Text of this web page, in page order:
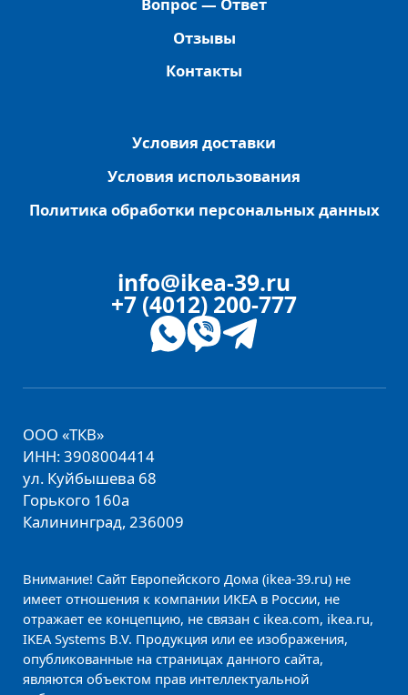
Вопрос — Ответ
Отзывы
Контакты
Условия доставки
Условия использования
Политика обработки персональных данных
info@ikea-39.ru
+7 (4012) 200-777
ООО «ТКВ»
ИНН: 3908004414
ул. Куйбышева 68
Горького 160а
Калининград, 236009
Внимание! Сайт Европейского Дома (ikea-39.ru) не
имеет отношения к компании ИКЕА в России, не
отражает ее концепцию, не связан с ikea.com, ikea.ru,
IKEA Systems B.V. Продукция или ее изображения,
опубликованные на страницах данного сайта,
являются объектом прав интеллектуальной